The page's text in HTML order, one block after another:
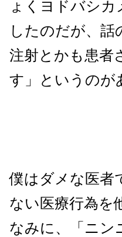
ょくヨドバシ
したのだが、話
注射とかも患者
す」というのが
僕はダメな医者
ない医療行為を
なみに、「ニン